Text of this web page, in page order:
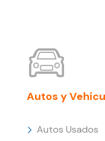
Autos y
Autos Usados